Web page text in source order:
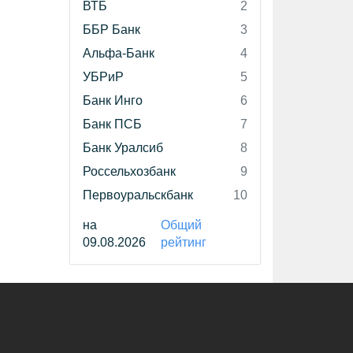
ВТБ
2
ББР Банк
3
Альфа-Банк
4
УБРиР
5
Банк Инго
6
Банк ПСБ
7
Банк Уралсиб
8
Россельхозбанк
9
Первоуральскбанк
10
на
09.08.2026
Общий
рейтинг